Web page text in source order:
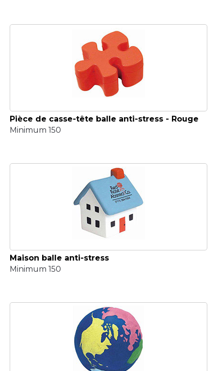
Pièce de casse-tête balle anti-stress - Rouge
Minimum 150
Maison balle anti-stress
Minimum 150